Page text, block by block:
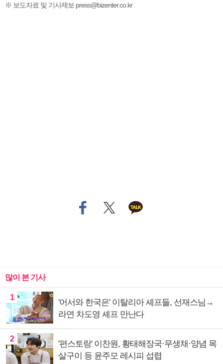
※ 보도자료 및 기사제보 press@bizenter.co.kr
많이 본 기사
1
'어서와 한국은' 이탈리아 셰프들, 선재스님→
라연 차도영 셰프 만난다
2
'편스토랑' 이찬원, 황태해장국·무생채·양념 목
살구이 등 윤주모 레시피 섭렵